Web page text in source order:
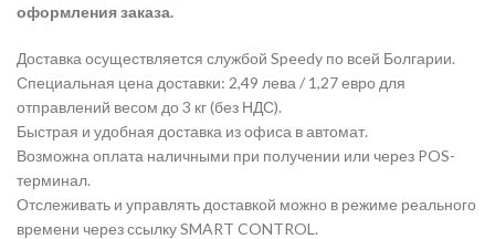
оформления заказа.
Доставка осуществляется службой Speedy по всей Болгарии.
Специальная цена доставки: 2,49 лева / 1,27 евро для
отправлений весом до 3 кг (без НДС).
Быстрая и удобная доставка из офиса в автомат.
Возможна оплата наличными при получении или через POS-
терминал.
Отслеживать и управлять доставкой можно в режиме реального
времени через ссылку SMART CONTROL.